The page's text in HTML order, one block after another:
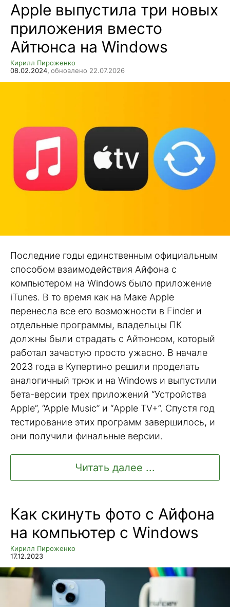
Apple выпустила три новых
приложения вместо
Айтюнса на Windows
Кирилл Пироженко
08.02.2024, обновлено 22.07.2026
Последние годы единственным официальным
способом взаимодействия Айфона с
компьютером на Windows было приложение
iTunes. В то время как на Маке Apple
перенесла все его возможности в Finder и
отдельные программы, владельцы ПК
должны были страдать c Айтюнсом, который
работал зачастую просто ужасно. В начале
2023 года в Купертино решили проделать
аналогичный трюк и на Windows и выпустили
бета-версии трех приложений “Устройства
Apple”, “Apple Music” и “Apple TV+”. Спустя год
тестирование этих программ завершилось, и
они получили финальные версии.
Читать далее ...
Как скинуть фото с Айфона
на компьютер с Windows
Кирилл Пироженко
17.12.2023